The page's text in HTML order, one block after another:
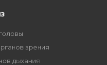
зрения
дыхания